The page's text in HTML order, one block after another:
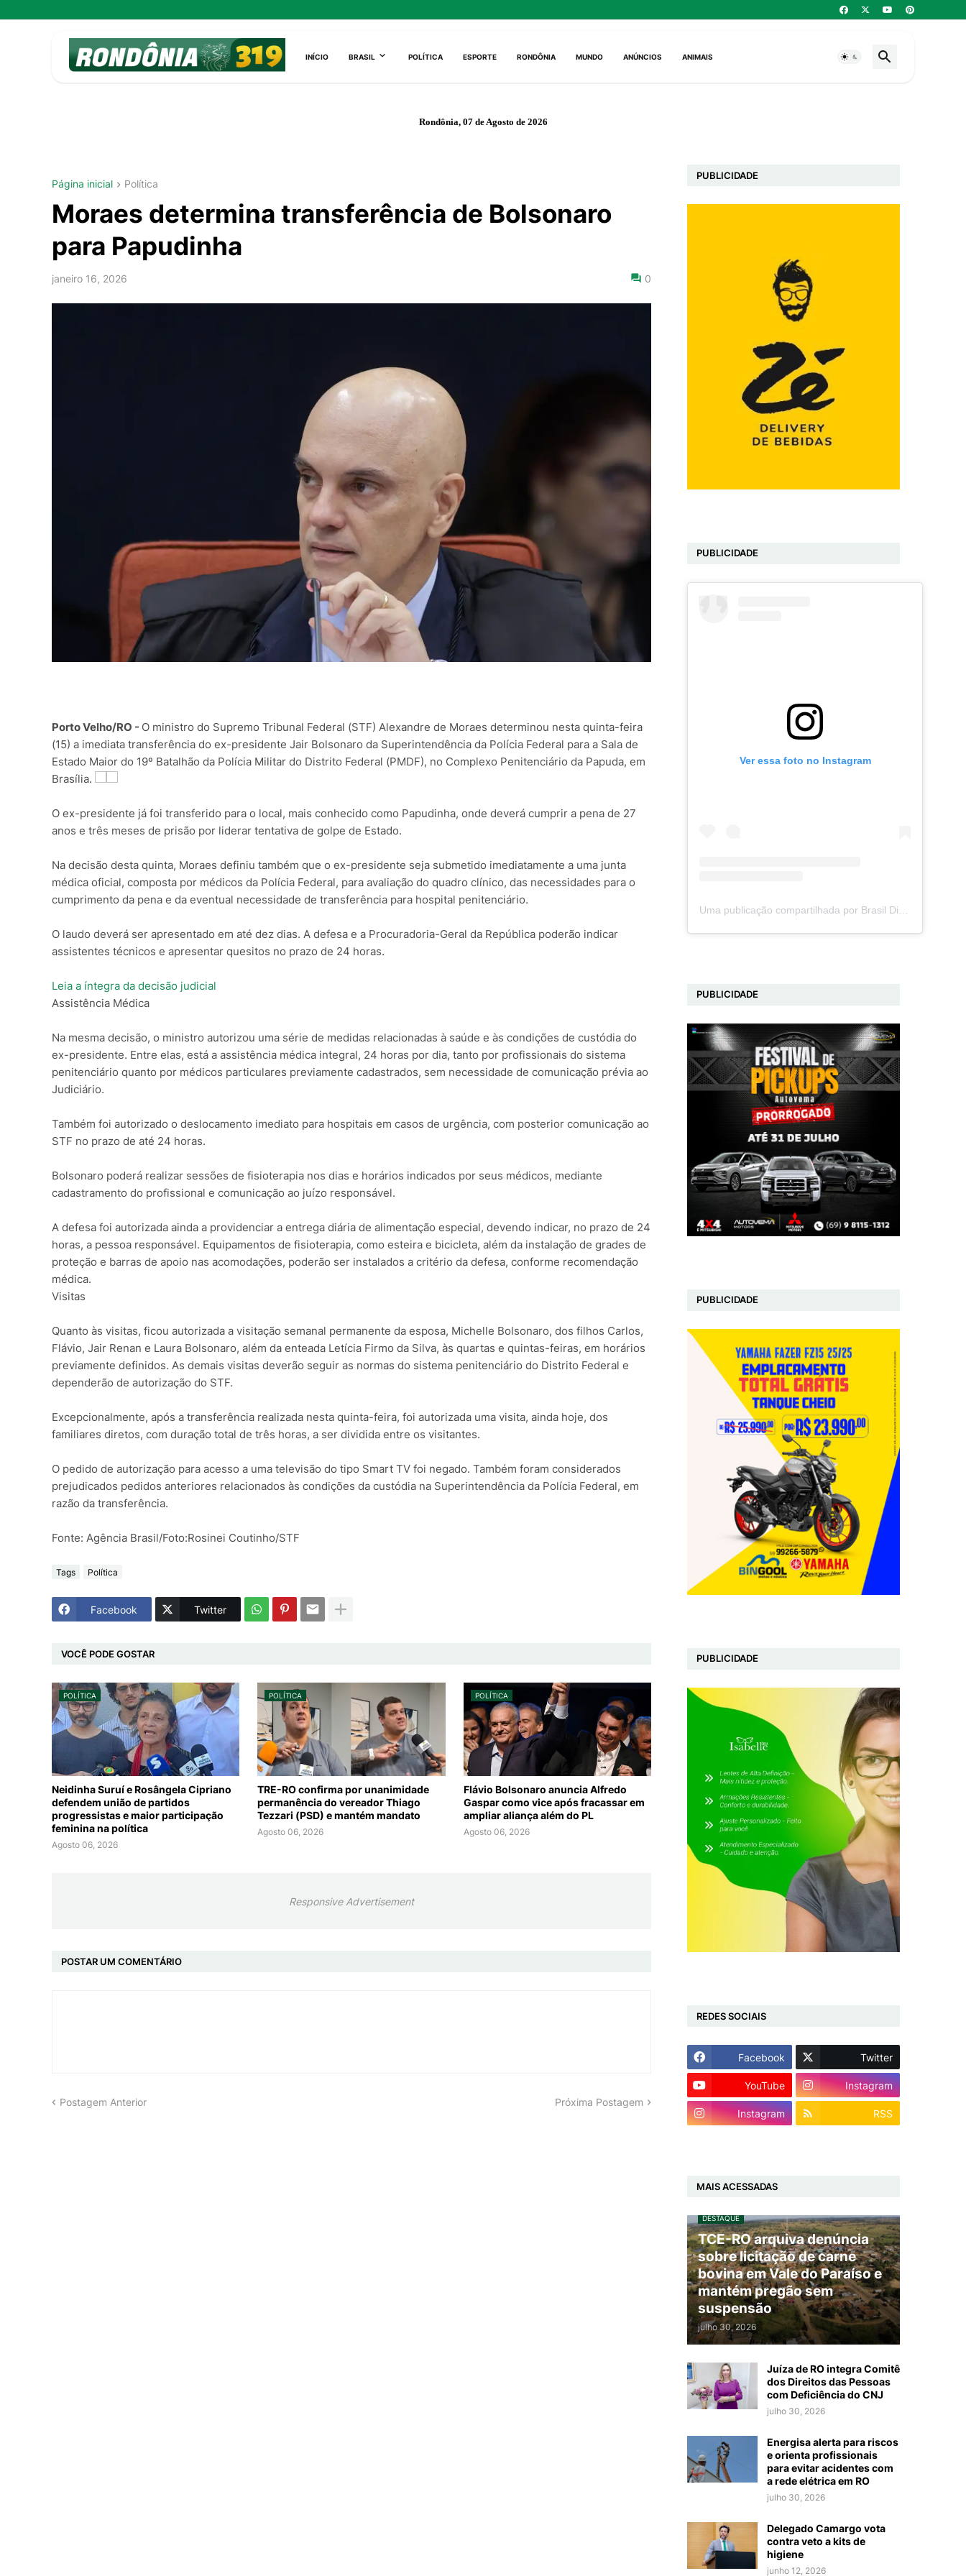
INÍCIO BRASIL POLÍTICA ESPORTE RONDÔNIA MUNDO ANÚNCIOS ANIMAIS
Rondônia, 07 de Agosto de 2026
Página inicial Política
Moraes determina transferência de Bolsonaro
para Papudinha
janeiro 16, 2026 0
Porto Velho/RO - O ministro do Supremo Tribunal Federal (STF) Alexandre de Moraes determinou nesta quinta-feira
(15) a imediata transferência do ex-presidente Jair Bolsonaro da Superintendência da Polícia Federal para a Sala de
Estado Maior do 19º Batalhão da Polícia Militar do Distrito Federal (PMDF), no Complexo Penitenciário da Papuda, em
Brasília.
O ex-presidente já foi transferido para o local, mais conhecido como Papudinha, onde deverá cumprir a pena de 27
anos e três meses de prisão por liderar tentativa de golpe de Estado.
Na decisão desta quinta, Moraes definiu também que o ex-presidente seja submetido imediatamente a uma junta
médica oficial, composta por médicos da Polícia Federal, para avaliação do quadro clínico, das necessidades para o
cumprimento da pena e da eventual necessidade de transferência para hospital penitenciário.
O laudo deverá ser apresentado em até dez dias. A defesa e a Procuradoria-Geral da República poderão indicar
assistentes técnicos e apresentar quesitos no prazo de 24 horas.
Leia a íntegra da decisão judicial
Assistência Médica
Na mesma decisão, o ministro autorizou uma série de medidas relacionadas à saúde e às condições de custódia do
ex-presidente. Entre elas, está a assistência médica integral, 24 horas por dia, tanto por profissionais do sistema
penitenciário quanto por médicos particulares previamente cadastrados, sem necessidade de comunicação prévia ao
Judiciário.
Também foi autorizado o deslocamento imediato para hospitais em casos de urgência, com posterior comunicação ao
STF no prazo de até 24 horas.
Bolsonaro poderá realizar sessões de fisioterapia nos dias e horários indicados por seus médicos, mediante
cadastramento do profissional e comunicação ao juízo responsável.
A defesa foi autorizada ainda a providenciar a entrega diária de alimentação especial, devendo indicar, no prazo de 24
horas, a pessoa responsável. Equipamentos de fisioterapia, como esteira e bicicleta, além da instalação de grades de
proteção e barras de apoio nas acomodações, poderão ser instalados a critério da defesa, conforme recomendação
médica.
Visitas
Quanto às visitas, ficou autorizada a visitação semanal permanente da esposa, Michelle Bolsonaro, dos filhos Carlos,
Flávio, Jair Renan e Laura Bolsonaro, além da enteada Letícia Firmo da Silva, às quartas e quintas-feiras, em horários
previamente definidos. As demais visitas deverão seguir as normas do sistema penitenciário do Distrito Federal e
dependerão de autorização do STF.
Excepcionalmente, após a transferência realizada nesta quinta-feira, foi autorizada uma visita, ainda hoje, dos
familiares diretos, com duração total de três horas, a ser dividida entre os visitantes.
O pedido de autorização para acesso a uma televisão do tipo Smart TV foi negado. Também foram considerados
prejudicados pedidos anteriores relacionados às condições da custódia na Superintendência da Polícia Federal, em
razão da transferência.
Fonte: Agência Brasil/Foto:Rosinei Coutinho/STF
Tags Política
Facebook Twitter
VOCÊ PODE GOSTAR
POLÍTICA
Neidinha Suruí e Rosângela Cipriano
defendem união de partidos
progressistas e maior participação
feminina na política
Agosto 06, 2026
POLÍTICA
TRE-RO confirma por unanimidade
permanência do vereador Thiago
Tezzari (PSD) e mantém mandato
Agosto 06, 2026
POLÍTICA
Flávio Bolsonaro anuncia Alfredo
Gaspar como vice após fracassar em
ampliar aliança além do PL
Agosto 06, 2026
Responsive Advertisement
POSTAR UM COMENTÁRIO
Postagem Anterior Próxima Postagem
PUBLICIDADE
PUBLICIDADE
Ver essa foto no Instagram
PUBLICIDADE
PUBLICIDADE
PUBLICIDADE
REDES SOCIAIS
Facebook Twitter
YouTube Instagram
Instagram RSS
MAIS ACESSADAS
DESTAQUE
TCE-RO arquiva denúncia
sobre licitação de carne
bovina em Vale do Paraíso e
mantém pregão sem
suspensão
julho 30, 2026
Juíza de RO integra Comitê
dos Direitos das Pessoas
com Deficiência do CNJ
julho 30, 2026
Energisa alerta para riscos
e orienta profissionais
para evitar acidentes com
a rede elétrica em RO
julho 30, 2026
Delegado Camargo vota
contra veto a kits de
higiene
junho 12, 2026